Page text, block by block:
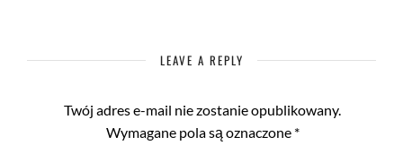
LEAVE A REPLY
Twój adres e-mail nie zostanie opublikowany.
Wymagane pola są oznaczone *